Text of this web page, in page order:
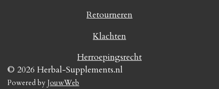
Retourneren
Klachten
Herroepingsrecht
© 2026 Herbal-Supplements.nl
Powered by JouwWeb